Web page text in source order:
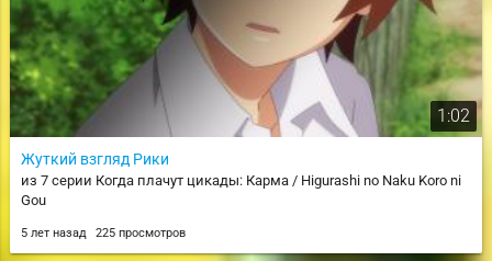
1:02
Жуткий взгляд Рики
из 7 серии Когда плачут цикады: Карма / Higurashi no Naku Koro ni
Gou
5 лет назад 225 просмотров